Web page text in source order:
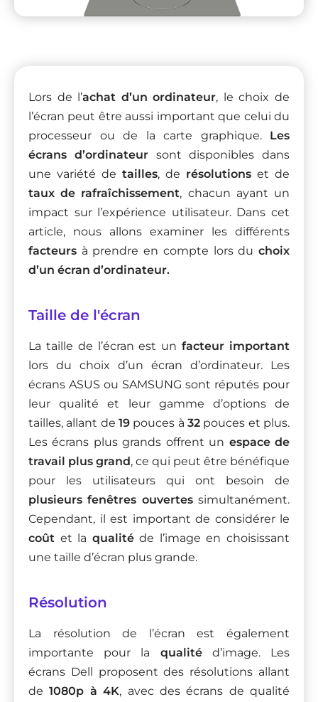
Lors de l’achat d’un ordinateur, le choix de
l’écran peut être aussi important que celui du
processeur ou de la carte graphique. Les
écrans d’ordinateursont disponibles dans
une variété de tailles, de résolutions et de
taux de rafraîchissement, chacun ayant un
impact sur l’expérience utilisateur. Dans cet
article, nous allons examiner les différents
facteurs à prendre en compte lors du choix
d’un écran d’ordinateur.
Taille de l'écran
La taille de l’écran est unfacteur important
lors du choix d’un écran d’ordinateur. Les
écrans ASUS ou SAMSUNG sont réputés pour
leur qualité et leur gamme d’options de
tailles, allant de 19 pouces à 32 pouces et plus.
Les écrans plus grands offrent un espace de
travail plus grand, ce qui peut être bénéfique
pour les utilisateurs qui ont besoin de
plusieurs fenêtres ouvertessimultanément.
Cependant, il est important de considérer le
coût et la qualitéde l’image en choisissant
une taille d’écran plus grande.
Résolution
La résolution de l’écran est également
importante pour la qualitéd’image. Les
écrans Dell proposent des résolutions allant
de1080p à 4K, avec des écrans de qualité